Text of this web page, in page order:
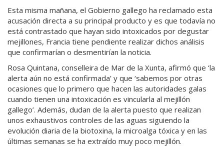
Esta misma mañana, el Gobierno gallego ha reclamado esta
acusación directa a su principal producto y es que todavía no
está contrastado que hayan sido intoxicados por degustar
mejillones, Francia tiene pendiente realizar dichos análisis
que confirmarían o desmentirían la noticia.
Rosa Quintana, conselleira de Mar de la Xunta, afirmó que ‘la
alerta aún no está confirmada’ y que ‘sabemos por otras
ocasiones que lo primero que hacen las autoridades galas
cuando tienen una intoxicación es vincularla al mejillón
gallego’. Además, dudan de la alerta puesto que realizan
unos exhaustivos controles de las aguas siguiendo la
evolución diaria de la biotoxina, la microalga tóxica y en las
últimas semanas se ha extraído muy poco mejillón.